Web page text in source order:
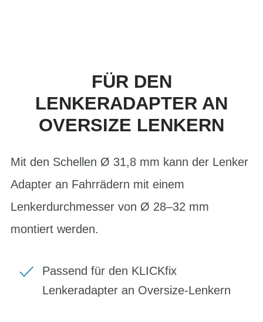
FÜR DEN
LENKERADAPTER AN
OVERSIZE LENKERN
Mit den Schellen Ø 31,8 mm kann der Lenker
Adapter an Fahrrädern mit einem
Lenkerdurchmesser von Ø 28–32 mm
montiert werden.
Passend für den KLICKfix
Lenkeradapter an Oversize-Lenkern